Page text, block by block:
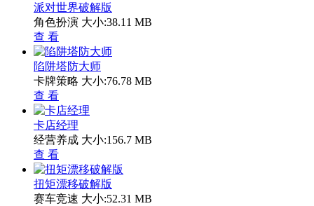
派对世界破解版
角色扮演 大小:38.11 MB
查 看
陷阱塔防大师
卡牌策略 大小:76.78 MB
查 看
卡店经理
经营养成 大小:156.7 MB
查 看
扭矩漂移破解版
赛车竞速 大小:52.31 MB